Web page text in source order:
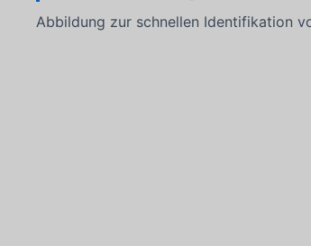
Abbildung zur schnellen Identifikation